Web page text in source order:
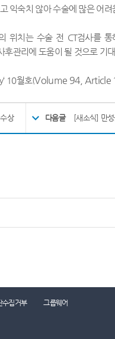
익숙치 않아 수술에 많은 어려
위치는 수술 전 CT검사를
후관리에 도움이 될 것으로 기
10월호(Volume 94, Article
상 다음글
수집거부
그룹웨어